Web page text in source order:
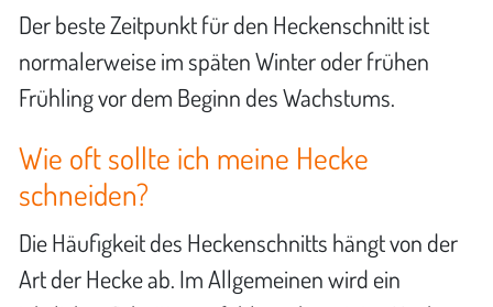
Der beste Zeitpunkt für den Heckenschnitt ist
normalerweise im späten Winter oder frühen
Frühling vor dem Beginn des Wachstums.
Wie oft sollte ich meine Hecke
schneiden?
Die Häufigkeit des Heckenschnitts hängt von der
Art der Hecke ab. Im Allgemeinen wird ein